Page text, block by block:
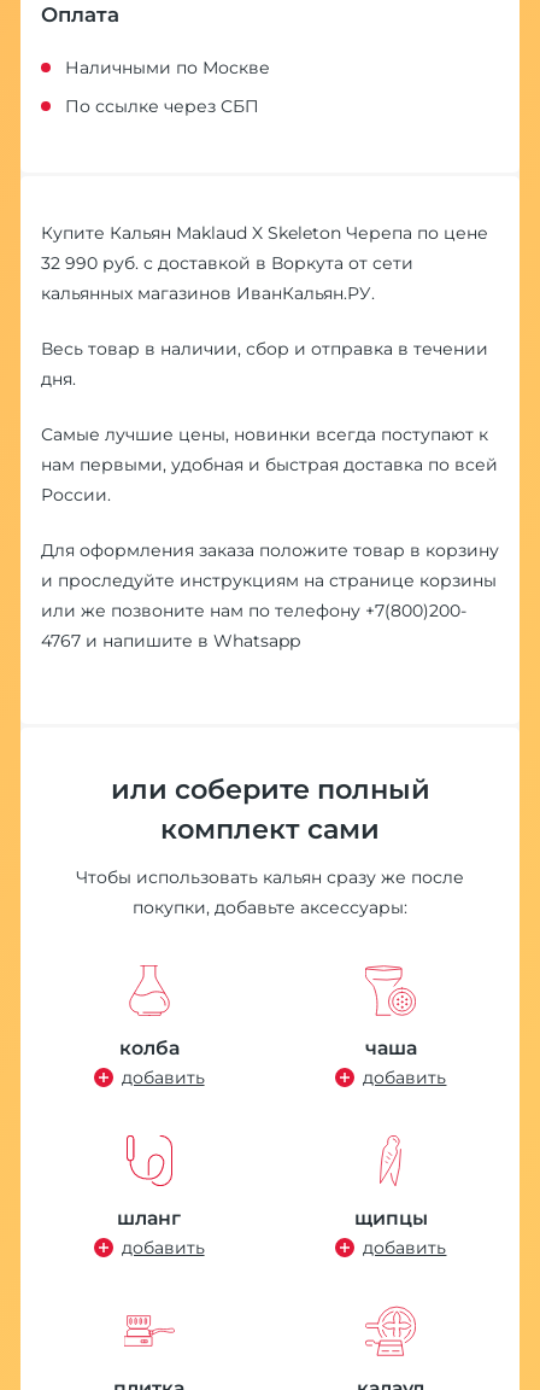
Оплата
Наличными по Москве
По ссылке через СБП
Купите Кальян Maklaud X Skeleton Черепа по цене
32 990 руб. с доставкой в Воркута от сети
кальянных магазинов ИванКальян.РУ.
Весь товар в наличии, сбор и отправка в течении
дня.
Самые лучшие цены, новинки всегда поступают к
нам первыми, удобная и быстрая доставка по всей
России.
Для оформления заказа положите товар в корзину
и проследуйте инструкциям на странице корзины
или же позвоните нам по телефону +7(800)200-
4767и напишите в Whatsapp
или соберите полный
комплект сами
Чтобы использовать кальян сразу же после
покупки, добавьте аксессуары:
колба
добавить
чаша
добавить
шланг
добавить
щипцы
добавить